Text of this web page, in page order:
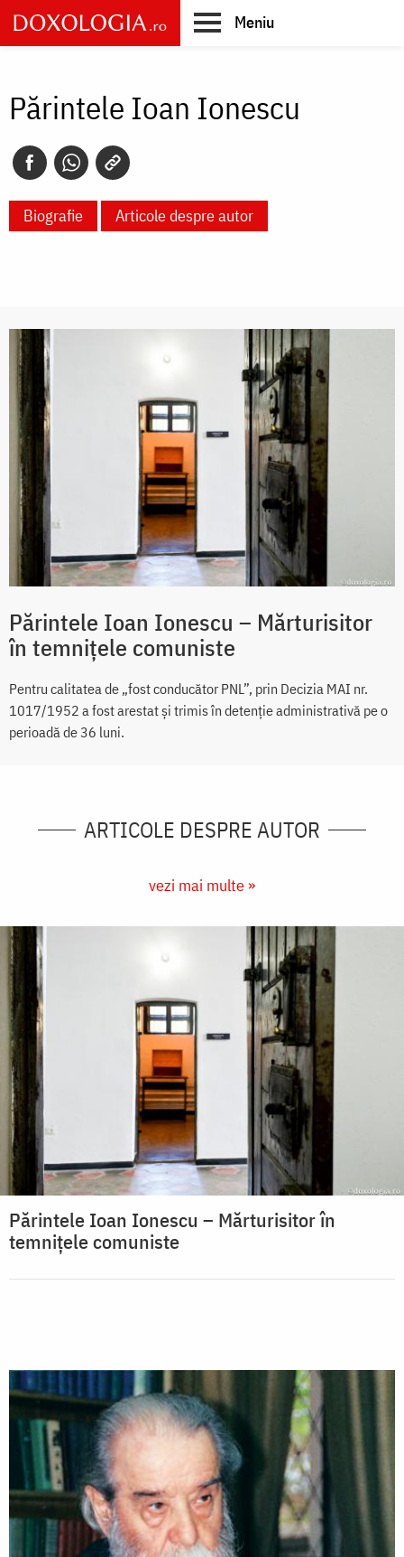
Skip
to
main
Meniu
Părintele Ioan Ionescu
Biografie Articole despre autor
Părintele Ioan Ionescu – Mărturisitor
în temnițele comuniste
Pentru calitatea de „fost conducător PNL”, prin Decizia MAI nr.
1017/1952 a fost arestat și trimis în detenție administrativă pe o
perioadă de 36 luni.
ARTICOLE DESPRE AUTOR
vezi mai multe »
Părintele Ioan Ionescu – Mărturisitor în
temnițele comuniste